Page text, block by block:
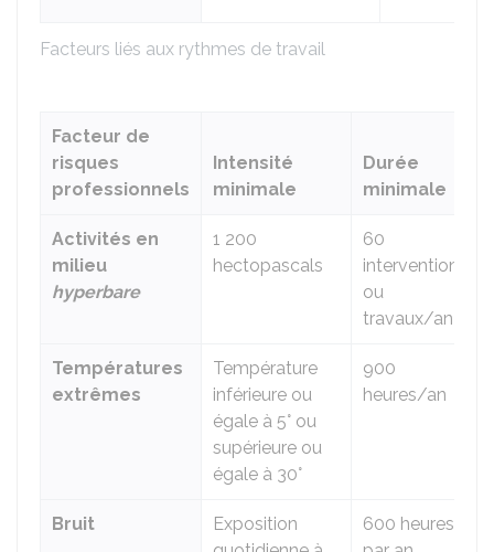
Facteurs liés aux rythmes de travail
Facteur de
risques
professionnels
Intensité
minimale
Durée
minimale
Activités en
milieu
hyperbare
1 200
hectopascals
60
interventions
ou
travaux/an
Températures
extrêmes
Température
inférieure ou
égale à 5° ou
supérieure ou
égale à 30°
900
heures/an
Bruit
Exposition
600 heures